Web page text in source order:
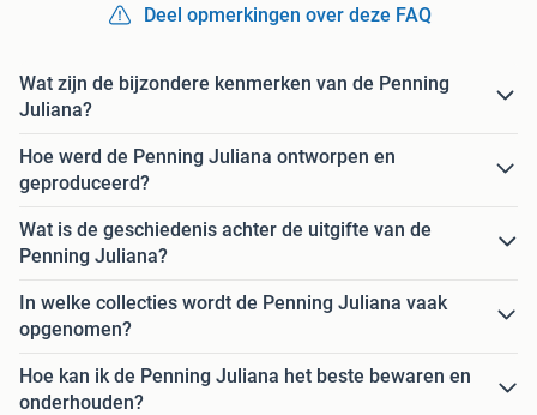
Deel opmerkingen over deze FAQ
Wat zijn de bijzondere kenmerken van de Penning
Juliana?
Hoe werd de Penning Juliana ontworpen en
geproduceerd?
Wat is de geschiedenis achter de uitgifte van de
Penning Juliana?
In welke collecties wordt de Penning Juliana vaak
opgenomen?
Hoe kan ik de Penning Juliana het beste bewaren en
onderhouden?